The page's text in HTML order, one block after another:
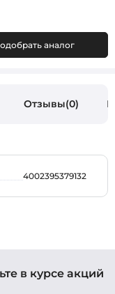
аналог
Отзывы(0)
4002395379132
в курсе акций